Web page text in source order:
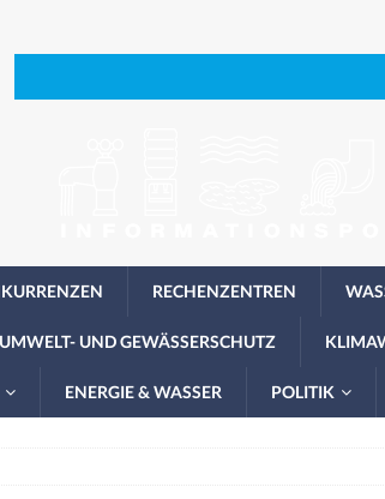
RECHENZENTREN
UMWELT- UND GEWÄSSERSCHUTZ
ENERGIE & WASSER POLITIK